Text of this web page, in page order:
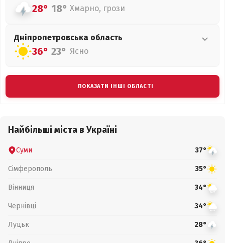
28° 18° Хмарно, грози
Дніпропетровська область
36° 23° Ясно
ПОКАЗАТИ ІНШІ ОБЛАСТІ
Найбільші міста в Україні
Суми 37°
Сімферополь 35°
Вінниця 34°
Чернівці 34°
Луцьк 28°